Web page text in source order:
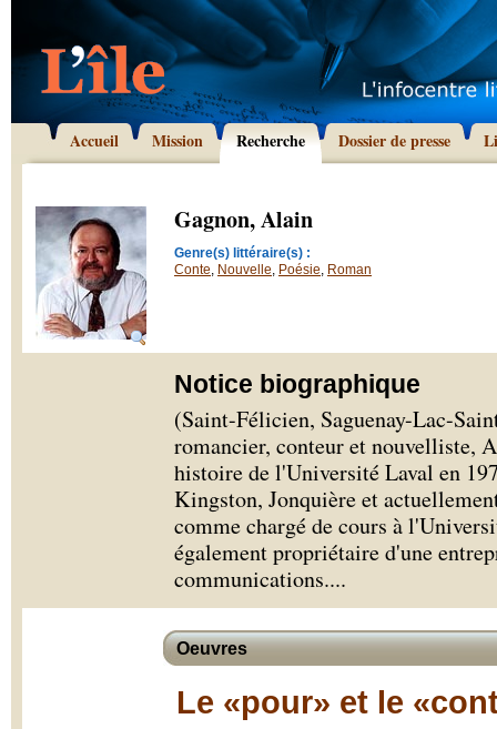
Accueil Mission Recherche Dossier de presse
Gagnon, Alain
Genre(s) littéraire(s) :
Conte, Nouvelle, Poésie, Roman
Notice biographique
(Saint-Félicien, Saguenay-Lac-
romancier, conteur et nouvelliste,
histoire de l'Université Laval en
Kingston, Jonquière et
comme chargé de cours à
également propriétaire d'une
communications....
Oeuvres
Le «pour» et le